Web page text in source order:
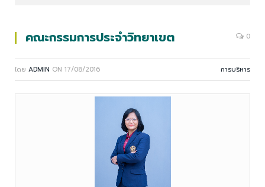
คณะกรรมการประจำวิทยาเขต 0
โดย ADMIN ON 17/08/2016 การบริหาร